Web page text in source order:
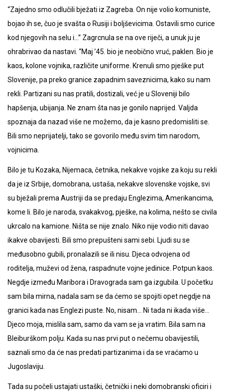
“Zajedno smo odlučili bježati iz Zagreba. On nije volio komuniste,
bojao ih se, čuo je svašta o Rusiji i boljševicima. Ostavili smo curice
kod njegovih na selu i…” Zagrcnula se na ove riječi, a unuk ju je
ohrabrivao da nastavi. “Maj ’45. bio je neobično vruć, paklen. Bio je
kaos, kolone vojnika, različite uniforme. Krenuli smo pješke put
Slovenije, pa preko granice zapadnim saveznicima, kako su nam
rekli. Partizani su nas pratili, dostizali, već je u Sloveniji bilo
hapšenja, ubijanja. Ne znam šta nas je gonilo naprijed. Valjda
spoznaja da nazad više ne možemo, da je kasno predomisliti se.
Bili smo neprijatelji, tako se govorilo među svim tim narodom,
vojnicima.
Bilo je tu Kozaka, Nijemaca, četnika, nekakve vojske za koju su rekli
da je iz Srbije, domobrana, ustaša, nekakve slovenske vojske, svi
su bježali prema Austriji da se predaju Englezima, Amerikancima,
kome li. Bilo je naroda, svakakvog, pješke, na kolima, nešto se civila
ukrcalo na kamione. Ništa se nije znalo. Niko nije vodio niti davao
ikakve obavijesti. Bili smo prepušteni sami sebi. Ljudi su se
međusobno gubili, pronalazili se ili nisu. Djeca odvojena od
roditelja, muževi od žena, raspadnute vojne jedinice. Potpun kaos.
Negdje između Maribora i Dravograda sam ga izgubila. U početku
sam bila mirna, nadala sam se da ćemo se spojiti opet negdje na
granici kada nas Englezi puste. No, nisam… Ni tada ni ikada više…
Djeco moja, mislila sam, samo da vam se ja vratim. Bila sam na
Bleiburškom polju. Kada su nas prvi put o nečemu obavijestili,
saznali smo da će nas predati partizanima i da se vraćamo u
Jugoslaviju.
Tada su počeli ustajati ustaški, četnički i neki domobranski oficiri i